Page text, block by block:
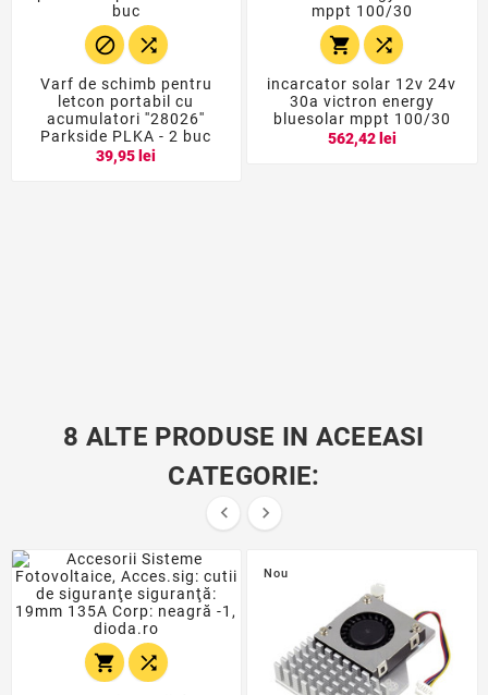
 
Varf de schimb pentru
letcon portabil cu
acumulatori ''28026''
Parkside PLKA - 2 buc
39,95 lei
 
incarcator solar 12v 24v
30a victron energy
bluesolar mppt 100/30
562,42 lei
8 ALTE PRODUSE IN ACEEASI
CATEGORIE:
 
 
Nou